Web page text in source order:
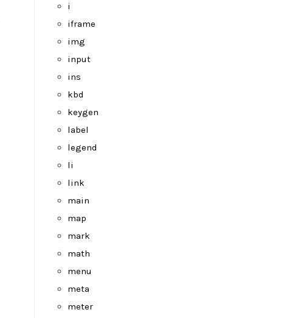
i
iframe
img
input
ins
kbd
keygen
label
legend
li
link
main
map
mark
math
menu
meta
meter